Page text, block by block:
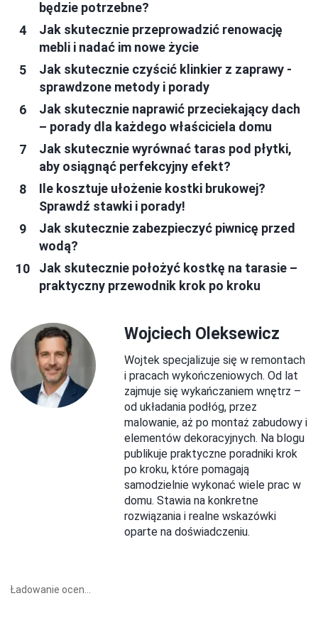
będzie potrzebne?
Jak skutecznie przeprowadzić renowację
mebli i nadać im nowe życie
Jak skutecznie czyścić klinkier z zaprawy -
sprawdzone metody i porady
Jak skutecznie naprawić przeciekający dach
– porady dla każdego właściciela domu
Jak skutecznie wyrównać taras pod płytki,
aby osiągnąć perfekcyjny efekt?
Ile kosztuje ułożenie kostki brukowej?
Sprawdź stawki i porady!
Jak skutecznie zabezpieczyć piwnicę przed
wodą?
Jak skutecznie położyć kostkę na tarasie –
praktyczny przewodnik krok po kroku
Wojciech Oleksewicz
Wojtek specjalizuje się w remontach
i pracach wykończeniowych. Od lat
zajmuje się wykańczaniem wnętrz –
od układania podłóg, przez
malowanie, aż po montaż zabudowy i
elementów dekoracyjnych. Na blogu
publikuje praktyczne poradniki krok
po kroku, które pomagają
samodzielnie wykonać wiele prac w
domu. Stawia na konkretne
rozwiązania i realne wskazówki
oparte na doświadczeniu.
Ładowanie ocen...